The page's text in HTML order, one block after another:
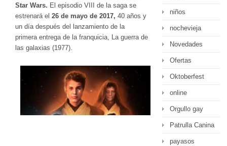
Star Wars. El episodio VIII de la saga se
estrenará el 26 de mayo de 2017, 40 años y
un día después del lanzamiento de la
primera entrega de la franquicia, La guerra de
las galaxias (1977).
niños
nochevieja
Novedades
Ofertas
Oktoberfest
online
Orgullo gay
Patrulla Canina
payasos